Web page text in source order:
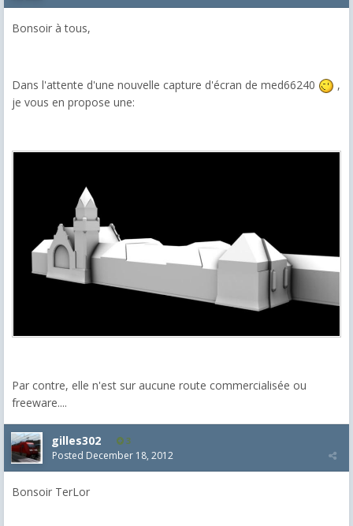
Bonsoir à tous,
Dans l'attente d'une nouvelle capture d'écran de med66240
,
je vous en propose une:
Par contre, elle n'est sur aucune route commercialisée ou
freeware....
gilles302 3
Posted December 18, 2012
Bonsoir TerLor